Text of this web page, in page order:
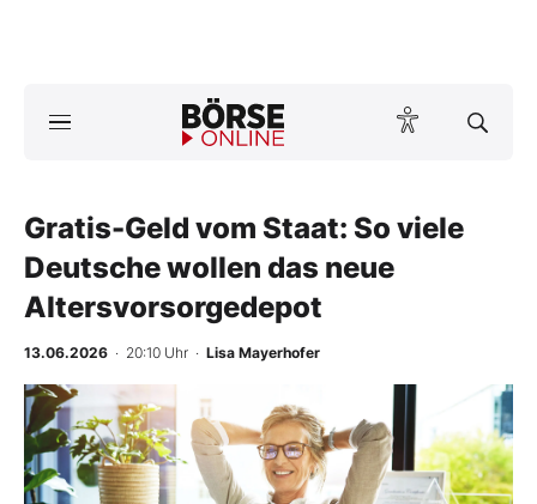
Anlageprodukte
Finanz-Check
Abo & Shop
BO-Musterdepots
Experten
Gratis-Geld vom Staat: So viele
Deutsche wollen das neue
Altersvorsorgedepot
13.06.2026 · 20:10 Uhr · Lisa Mayerhofer